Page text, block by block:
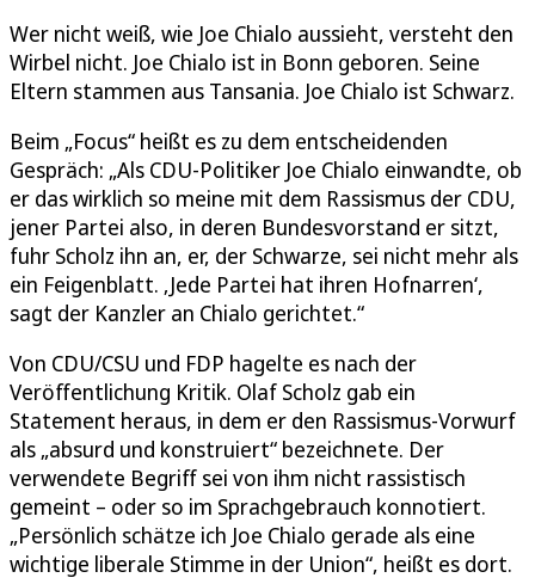
Wer nicht weiß, wie Joe Chialo aussieht, versteht den
Wirbel nicht. Joe Chialo ist in Bonn geboren. Seine
Eltern stammen aus Tansania. Joe Chialo ist Schwarz.
Beim „Focus“ heißt es zu dem entscheidenden
Gespräch: „Als CDU-Politiker Joe Chialo einwandte, ob
er das wirklich so meine mit dem Rassismus der CDU,
jener Partei also, in deren Bundesvorstand er sitzt,
fuhr Scholz ihn an, er, der Schwarze, sei nicht mehr als
ein Feigenblatt. ‚Jede Partei hat ihren Hofnarren‘,
sagt der Kanzler an Chialo gerichtet.“
Von CDU/CSU und FDP hagelte es nach der
Veröffentlichung Kritik. Olaf Scholz gab ein
Statement heraus, in dem er den Rassismus-Vorwurf
als „absurd und konstruiert“ bezeichnete. Der
verwendete Begriff sei von ihm nicht rassistisch
gemeint – oder so im Sprachgebrauch konnotiert.
„Persönlich schätze ich Joe Chialo gerade als eine
wichtige liberale Stimme in der Union“, heißt es dort.